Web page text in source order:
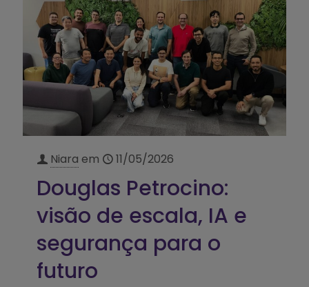
Niara em 11/05/2026
Douglas Petrocino:
visão de escala, IA e
segurança para o
futuro